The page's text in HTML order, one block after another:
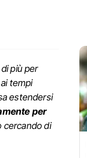
più per
tempi
estendersi
per
cercando di